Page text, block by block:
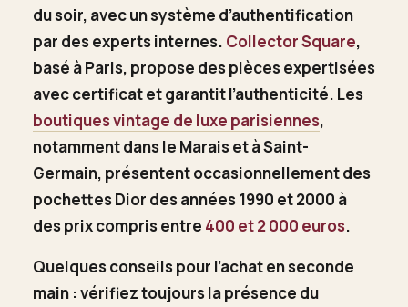
du soir, avec un système d’authentification
par des experts internes. Collector Square,
basé à Paris, propose des pièces expertisées
avec certificat et garantit l’authenticité. Les
boutiques vintage de luxe parisiennes,
notamment dans le Marais et à Saint-
Germain, présentent occasionnellement des
pochettes Dior des années 1990 et 2000 à
des prix compris entre 400 et 2 000 euros.
Quelques conseils pour l’achat en seconde
main : vérifiez toujours la présence du